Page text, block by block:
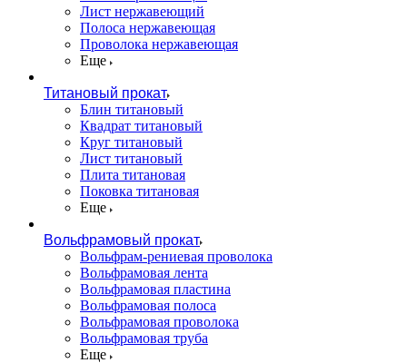
Лист нержавеющий
Полоса нержавеющая
Проволока нержавеющая
Еще
Титановый прокат
Блин титановый
Квадрат титановый
Круг титановый
Лист титановый
Плита титановая
Поковка титановая
Еще
Вольфрамовый прокат
Вольфрам-рениевая проволока
Вольфрамовая лента
Вольфрамовая пластина
Вольфрамовая полоса
Вольфрамовая проволока
Вольфрамовая труба
Еще